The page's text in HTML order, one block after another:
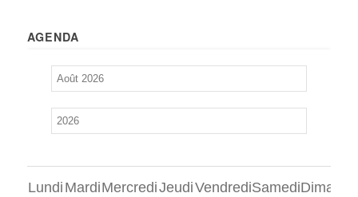
AGENDA
Lundi MardiMercrediJeudiVendrediSamedi